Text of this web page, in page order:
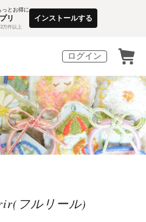
っとお得に
リ
3万件以上
インストールする
ログイン
フルリール)